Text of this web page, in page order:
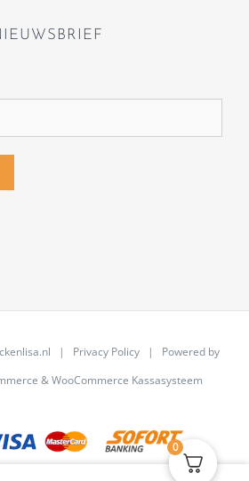
| Privacy Policy | Powered by
&WooCommerce Kassasysteem
0